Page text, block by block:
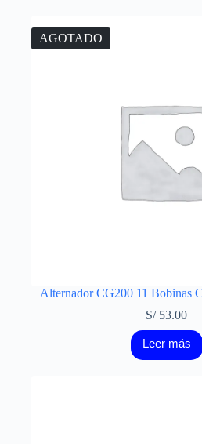
AGOTADO
Alternador CG200 11 Bobinas
S/53.00
Leer más